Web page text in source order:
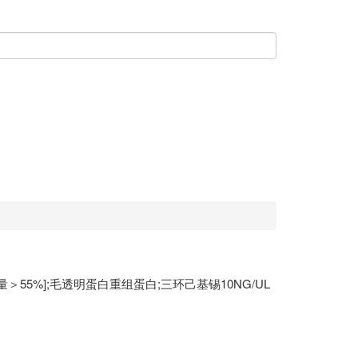
55%];毛透明蛋白重组蛋白;三环己基锡10NG/UL